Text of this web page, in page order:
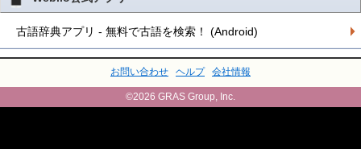
古語辞典アプリ - 無料で古語を検索！ (Android)
お問い合わせ ヘルプ 会社情報
©2026 GRAS Group, Inc.